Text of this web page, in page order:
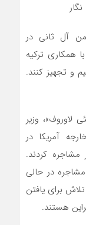
آل ثانی در
همکاری ترکیه
و تجهیز کنند.
لاوروف»، وزیر
آمریکا در
مشاجره کردند.
در حالی
برای یافتن
هستند.